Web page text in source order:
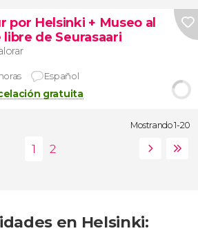
por Helsinki + Museo al
libre de Seurasaari
Español
gratuita
Mostrando 1-20
en Helsinki: